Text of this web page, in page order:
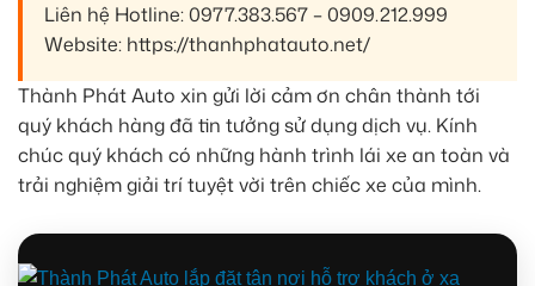
Liên hệ Hotline: 0977.383.567 – 0909.212.999
Website: https://thanhphatauto.net/
Thành Phát Auto xin gửi lời cảm ơn chân thành tới
quý khách hàng đã tin tưởng sử dụng dịch vụ. Kính
chúc quý khách có những hành trình lái xe an toàn và
trải nghiệm giải trí tuyệt vời trên chiếc xe của mình.